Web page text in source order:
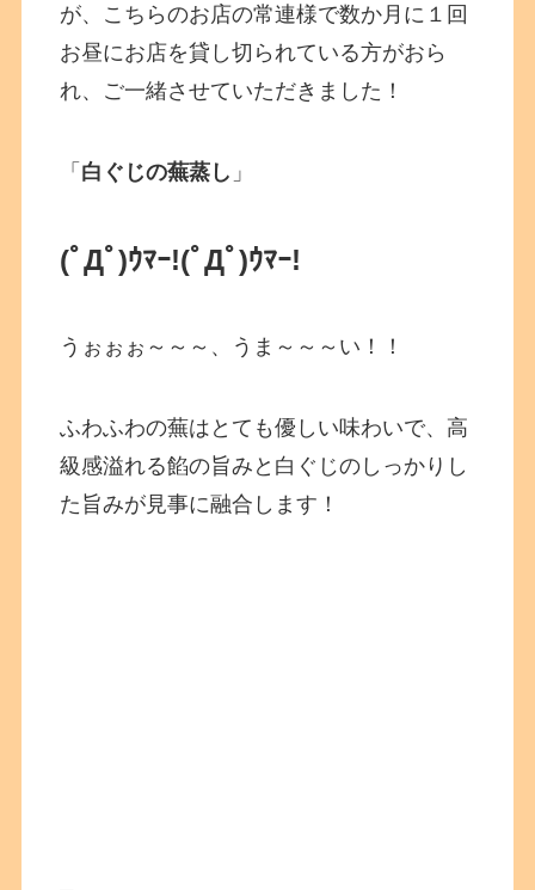
が、こちらのお店の常連様で数か月に１回
お昼にお店を貸し切られている方がおら
れ、ご一緒させていただきました！
「 白ぐじの蕪蒸し 」
(ﾟДﾟ)ｳﾏｰ!(ﾟДﾟ)ｳﾏｰ!
うぉぉぉ～～～、うま～～～い！！
ふわふわの蕪はとても優しい味わいで、高
級感溢れる餡の旨みと白ぐじのしっかりし
た旨みが見事に融合します！